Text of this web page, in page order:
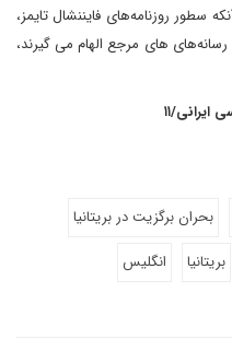
سطور روزنامه‌های فایننشال تایمز،
رسانه‌های های مرجع الهام می گیرند،
ایرانی/۱۱
بحران برگزیت در بریتانیا
بریتانیا انگلیس